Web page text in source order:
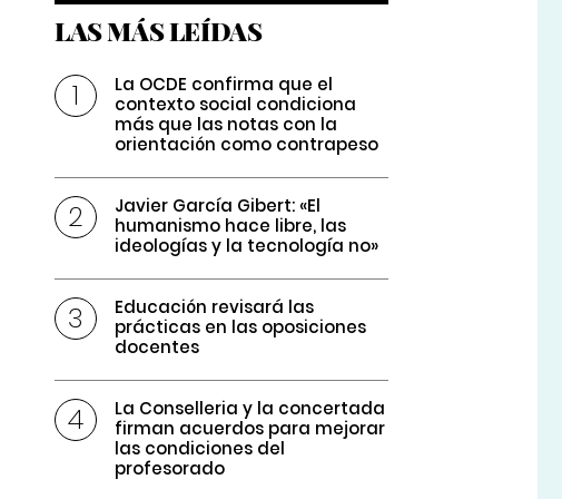
LAS MÁS LEÍDAS
La OCDE confirma que el
contexto social condiciona
más que las notas con la
orientación como contrapeso
Javier García Gibert: «El
humanismo hace libre, las
ideologías y la tecnología no»
Educación revisará las
prácticas en las oposiciones
docentes
La Conselleria y la concertada
firman acuerdos para mejorar
las condiciones del
profesorado